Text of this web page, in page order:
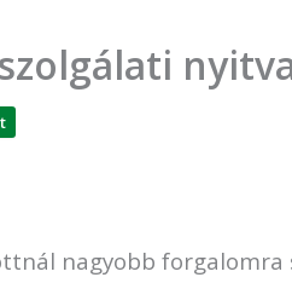
nagyobb forgalomra